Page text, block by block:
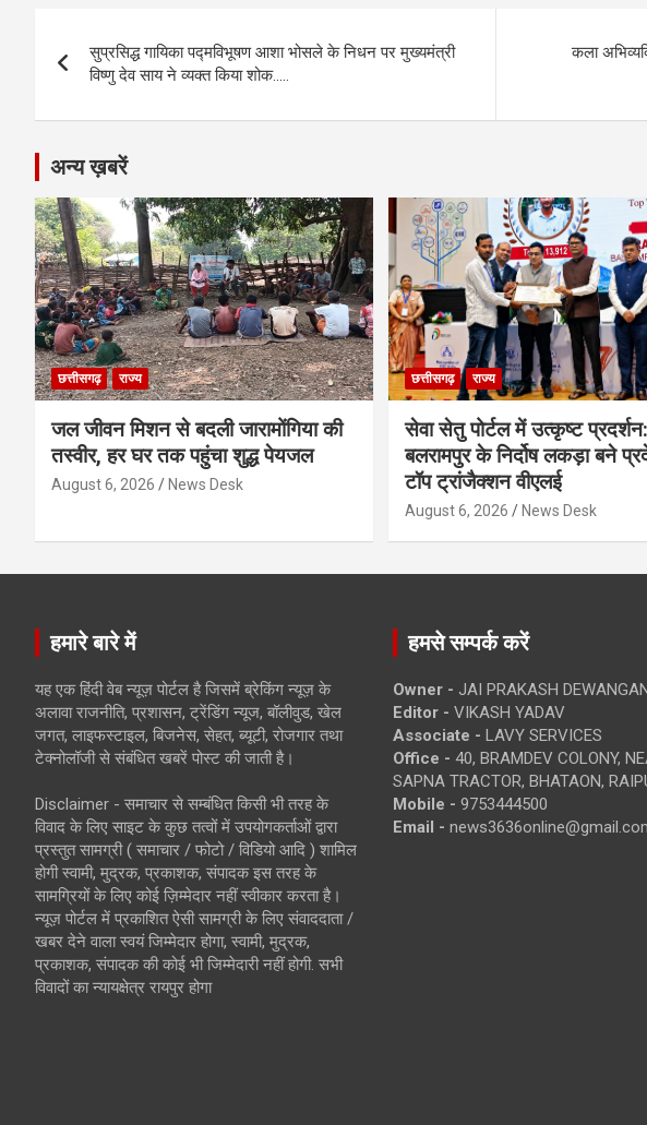
o
o
k
g
er
A
p
p
a
m
n
navigation
सुप्रसिद्ध गायिका पद्मविभूषण आशा भोसले के निधन पर मुख्यमंत्री
विष्णु देव साय ने व्यक्त किया शोक…..
कला
अन्य ख़बरें
छत्तीसगढ़ राज्य
जल जीवन मिशन से बदली जारामोंगिया की
तस्वीर, हर घर तक पहुंचा शुद्ध पेयजल
August 6, 2026 News Desk
छत्तीसगढ़ राज्य
सेवा सेतु पोर्टल में उत्कृष्ट प्रदर्शन:
बलरामपुर के निर्दोष लकड़ा बने
टॉप ट्रांजैक्शन वीएलई
August 6, 2026 News Desk
हमारे बारे में
यह एक हिंदी वेब न्यूज़ पोर्टल है जिसमें ब्रेकिंग न्यूज़ के
अलावा राजनीति, प्रशासन, ट्रेंडिंग न्यूज, बॉलीवुड, खेल
जगत, लाइफस्टाइल, बिजनेस, सेहत, ब्यूटी, रोजगार तथा
टेक्नोलॉजी से संबंधित खबरें पोस्ट की जाती है।
Disclaimer - समाचार से सम्बंधित किसी भी तरह के
विवाद के लिए साइट के कुछ तत्वों में उपयोगकर्ताओं द्वारा
प्रस्तुत सामग्री ( समाचार / फोटो / विडियो आदि ) शामिल
होगी स्वामी, मुद्रक, प्रकाशक, संपादक इस तरह के
सामग्रियों के लिए कोई ज़िम्मेदार नहीं स्वीकार करता है।
न्यूज़ पोर्टल में प्रकाशित ऐसी सामग्री के लिए संवाददाता /
खबर देने वाला स्वयं जिम्मेदार होगा, स्वामी, मुद्रक,
प्रकाशक, संपादक की कोई भी जिम्मेदारी नहीं होगी. सभी
विवादों का न्यायक्षेत्र रायपुर होगा
हमसे सम्पर्क करें
Owner - JAI PRAKASH
Editor - VIKASH YADAV
Associate - LAVY SERVICES
Office - 40, BRAMDEV COLONY,
SAPNA TRACTOR, BHATAON,
Mobile - 9753444500
Email -